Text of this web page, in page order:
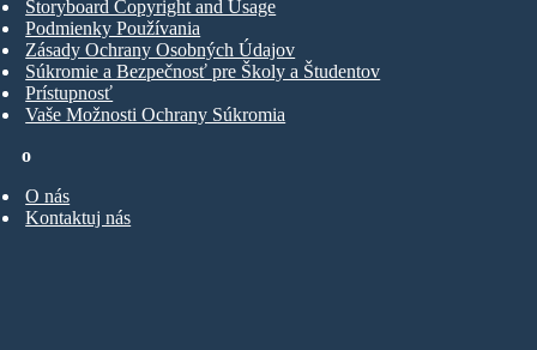
o
O nás
Kontaktuj nás
Storyboard Copyright and Usage
Podmienky Používania
Zásady Ochrany Osobných Údajov
Súkromie a Bezpečnosť pre Školy a Študentov
Prístupnosť
Vaše Možnosti Ochrany Súkromia